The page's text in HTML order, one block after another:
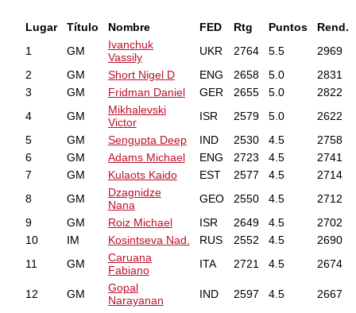
Lugar Título Nombre FED Rtg Puntos
Rend.
1
GM
Ivanchuk
Vassily
UKR 2764 5.5
2969
2
GM Short Nigel D ENG 2658 5.0
2831
3
GM Fridman Daniel GER 2655 5.0
2822
4
GM
Mikhalevski
Victor
ISR 2579 5.0
2622
5
GM Sengupta Deep IND 2530 4.5
2758
6
GM Adams Michael ENG 2723 4.5
2741
7
GM Kulaots Kaido EST 2577 4.5
2714
8
GM
Dzagnidze
Nana
GEO 2550 4.5
2712
9
GM Roiz Michael ISR 2649 4.5
2702
10
IM Kosintseva Nad. RUS 2552 4.5
2690
11
GM
Caruana
Fabiano
ITA 2721 4.5 2674
12 GM
Gopal
Narayanan
IND 2597 4.5 2667